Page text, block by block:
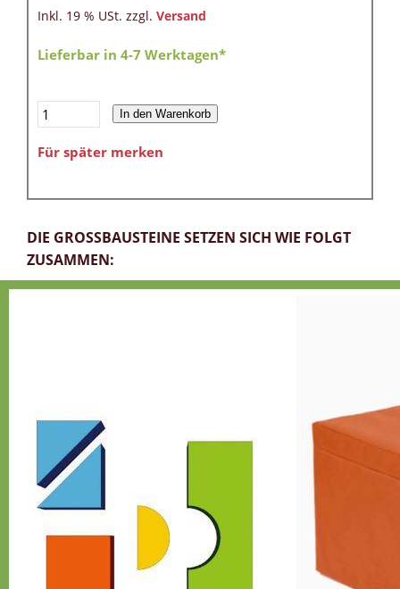
Inkl. 19 % USt. zzgl. Versand
Lieferbar in 4-7 Werktagen*
In den Warenkorb
Für später merken
DIE GROSSBAUSTEINE SETZEN SICH WIE FOLGT
ZUSAMMEN: